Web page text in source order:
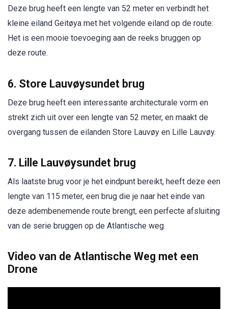
Deze brug heeft een lengte van 52 meter en verbindt het
kleine eiland Geitøya met het volgende eiland op de route.
Het is een mooie toevoeging aan de reeks bruggen op
deze route.
6. Store Lauvøysundet brug
Deze brug heeft een interessante architecturale vorm en
strekt zich uit over een lengte van 52 meter, en maakt de
overgang tussen de eilanden Store Lauvøy en Lille Lauvøy.
7. Lille Lauvøysundet brug
Als laatste brug voor je het eindpunt bereikt, heeft deze een
lengte van 115 meter, een brug die je naar het einde van
deze adembenemende route brengt, een perfecte afsluiting
van de serie bruggen op de Atlantische weg.
Video van de Atlantische Weg met een
Drone